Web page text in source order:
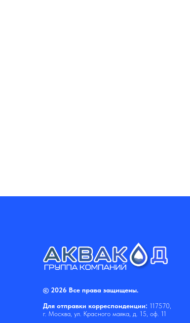
© 2026 Все права защищены.
Для отправки корреспонденции: 117570,
г. Москва, ул. Красного маяка, д. 15, оф. 11